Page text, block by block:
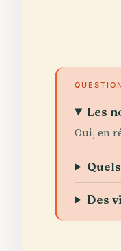
Les
Oui, en
Des